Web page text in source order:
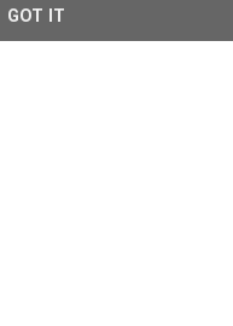
GOT IT